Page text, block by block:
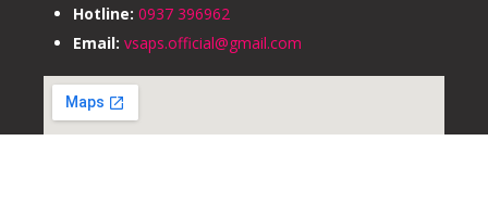
Hotline: 0937 396962
Email: vsaps.official@gmail.com